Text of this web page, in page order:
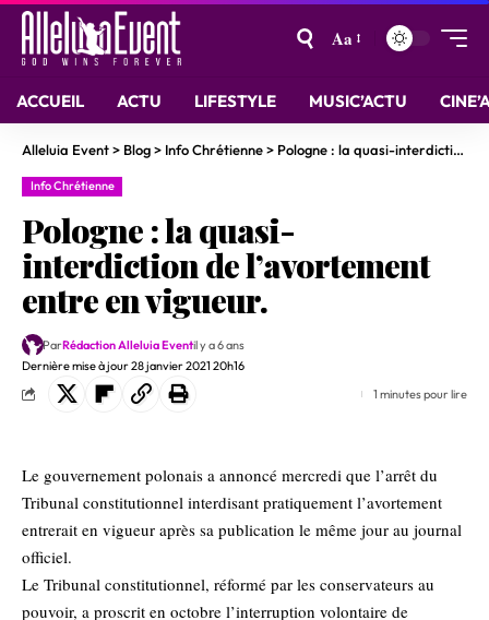
Aa
ACCUEIL ACTU LIFESTYLE MUSIC’ACTU
Alleluia Event> Blog> Info Chrétienne> Pologne : la quasi-interdiction de l’avortement entre en vigueur.
Info Chrétienne
Pologne : la quasi-
interdiction de l’avortement
entre en vigueur.
Dernière mise à jour 28 janvier 2021 20h16
ParRédaction Alleluia Eventil y a 6 ans
1 minutes pour lire
Le gouvernement polonais a annoncé mercredi que l’arrêt du
Tribunal constitutionnel interdisant pratiquement l’avortement
entrerait en vigueur après sa publication le même jour au journal
officiel.
Le Tribunal constitutionnel, réformé par les conservateurs au
pouvoir, a proscrit en octobre l’interruption volontaire de